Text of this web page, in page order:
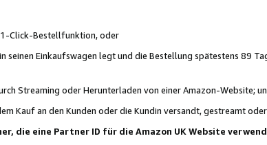
Click-Bestellfunktion, oder
Einkaufswagen legt und die Bestellung spätestens 89
Streaming oder Herunterladen von einer Amazon-Website;
Kauf an den Kunden oder die Kundin versandt, gestreamt
die eine Partner ID für die Amazon UK Website